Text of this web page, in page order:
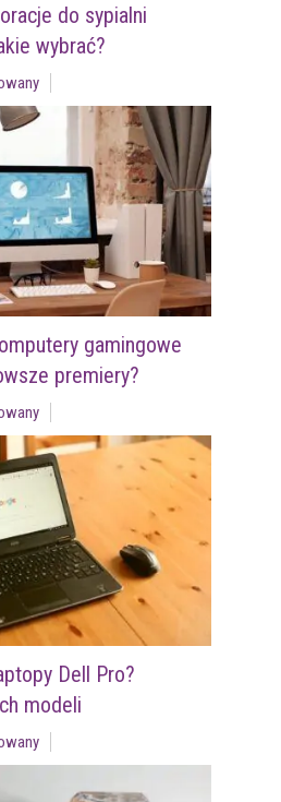
do sypialni
wybrać?
gamingowe
premiery?
Dell Pro?
modeli